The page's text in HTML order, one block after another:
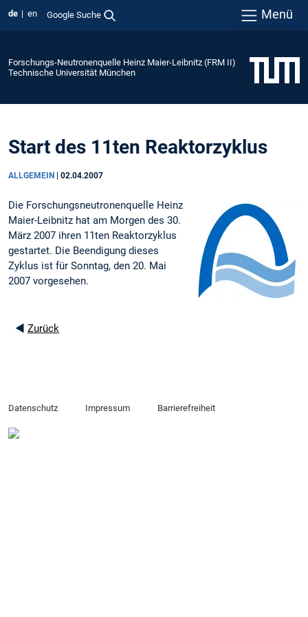
de en Google Suche Menü
Forschungs-Neutronenquelle Heinz Maier-Leibnitz (FRM II)
Technische Universität München
Start des 11ten Reaktorzyklus
ALLGEMEIN 02.04.2007
Die Forschungsneutronenquelle Heinz
Maier-Leibnitz hat am Morgen des 30.
März 2007 ihren 11ten Reaktorzyklus
gestartet. Die Beendigung dieses
Zyklus ist für Sonntag, den 20. Mai
2007 vorgesehen.
◄ Zurück
Datenschutz Impressum Barrierefreiheit